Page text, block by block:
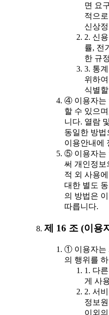
면 요
적으
신상
2. 신
률, 전
한 규
3. 통
위하
식별
④ 이용자는
할 수 있으
니다. 열람
동일한 방법
이용안내에
⑤ 이용자는
써 개인정보
적 외 사용
대한 별도
의 방법은
따릅니다.
제 16 조 (이용
① 이용자는
의 행위를
1. 다
게 사
2. 서
정보
이외